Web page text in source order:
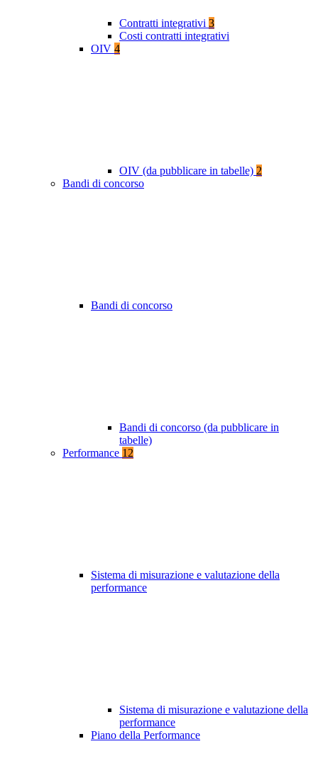
Contratti integrativi 3
Costi contratti integrativi
OIV 4
OIV (da pubblicare in tabelle) 2
Bandi di concorso
Bandi di concorso
Bandi di concorso (da pubblicare in
tabelle)
Performance 12
Sistema di misurazione e valutazione della
performance
Sistema di misurazione e valutazione della
performance
Piano della Performance